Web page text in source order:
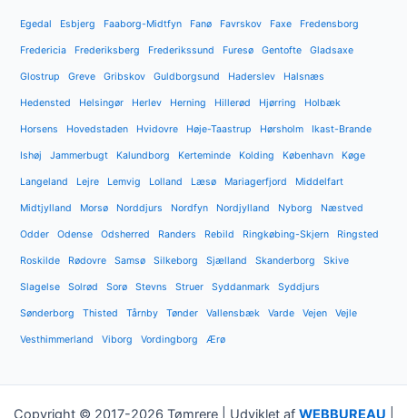
Egedal Esbjerg Faaborg-Midtfyn Fanø Favrskov Faxe Fredensborg
Fredericia Frederiksberg Frederikssund Furesø Gentofte Gladsaxe
Glostrup Greve Gribskov Guldborgsund Haderslev Halsnæs
Hedensted Helsingør Herlev Herning Hillerød Hjørring Holbæk
Horsens Hovedstaden Hvidovre Høje-Taastrup Hørsholm Ikast-Brande
Ishøj Jammerbugt Kalundborg Kerteminde Kolding København Køge
Langeland Lejre Lemvig Lolland Læsø Mariagerfjord Middelfart
Midtjylland Morsø Norddjurs Nordfyn Nordjylland Nyborg Næstved
Odder Odense Odsherred Randers Rebild Ringkøbing-Skjern Ringsted
Roskilde Rødovre Samsø Silkeborg Sjælland Skanderborg Skive
Slagelse Solrød Sorø Stevns Struer Syddanmark Syddjurs
Sønderborg Thisted Tårnby Tønder Vallensbæk Varde Vejen Vejle
Vesthimmerland Viborg Vordingborg Ærø
Copyright © 2017-2026 Tømrere | Udviklet af WEBBUREAU